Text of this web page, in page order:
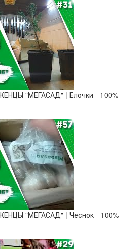
"МЕГАСАД" | Елочки - 100%
"МЕГАСАД" | Чеснок - 100%